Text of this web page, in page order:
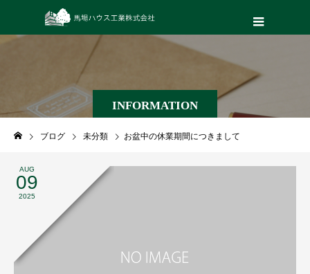
INFORMATION
ブログ 未分類 お盆中の休業期間につきまして
AUG
09
2025